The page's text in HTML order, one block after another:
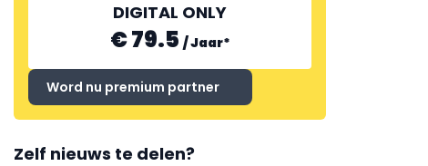
DIGITAL ONLY
€ 79.5 /Jaar*
Word nu premium partner
Zelf nieuws te delen?